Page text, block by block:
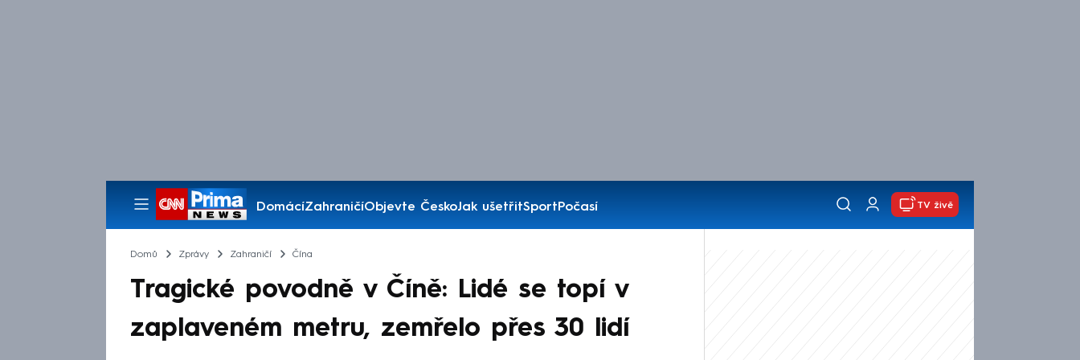
DomácíZahraničíObjevte ČeskoJak ušetřitSportPočasí
Pořady
TV živě
Domů Zprávy Zahraničí Čína
Tragické povodně v Číně: Lidé se topí v
zaplaveném metru, zemřelo přes 30 lidí